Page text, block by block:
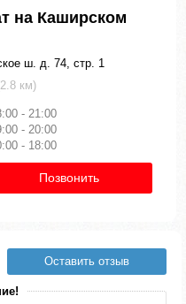
на Каширском
ш. д. 74, стр. 1
км)
- 21:00
- 20:00
- 18:00
Позвонить
Оставить отзыв